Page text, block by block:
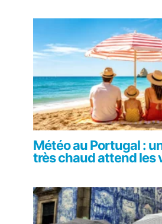
Météo au Portugal :
très chaud attend les